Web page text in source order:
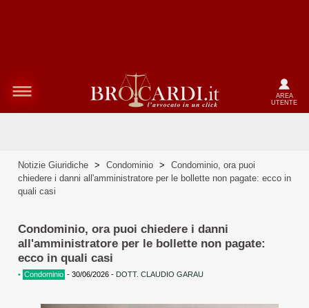
AREA
UTENTE
Notizie Giuridiche > Condominio >
Condominio, ora puoi
chiedere i danni all'amministratore per le bollette non pagate: ecco in
quali casi
Condominio, ora puoi chiedere i danni
all'amministratore per le bollette non pagate:
ecco in quali casi
• Condominio - 30/06/2026 - DOTT. CLAUDIO GARAU